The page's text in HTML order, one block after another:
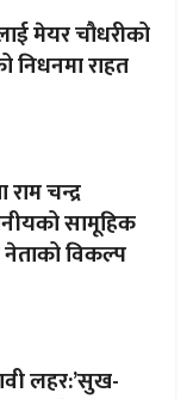
मेयर चौधरीको
निधनमा राहत
चन्द्र
सामूहिक
नेताको विकल्प
लहर:’सुख-